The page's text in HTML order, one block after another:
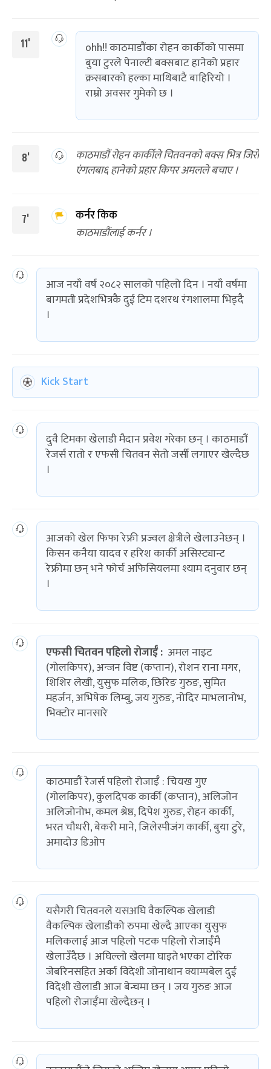
11'
ohh!! काठमाडौंका रोहन कार्कीको पासमा
बुया टुरले पेनाल्टी बक्सबाट हानेको प्रहार
क्रसबारको हल्का माथिबाटै बाहिरियो ।
राम्रो अवसर गुमेको छ ।
8'
काठमाडौं रोहन कार्कीले चितवनको बक्स भित्र जिरो
एंगलबा६ हानेको प्रहार किपर अमलले बचाए ।
7'
कर्नर किक
काठमाडौंलाई कर्नर ।
आज नयाँ वर्ष २०८२ सालको पहिलो दिन । नयाँ वर्षमा
बागमती प्रदेशभित्रकै दुई टिम दशरथ रंगशालमा भिड्दै
।
Kick Start
दुवै टिमका खेलाडी मैदान प्रवेश गरेका छन् । काठमाडौं
रेजर्स रातो र एफसी चितवन सेतो जर्सी लगाएर खेल्दैछ
।
आजको खेल फिफा रेफ्री प्रज्वल क्षेत्रीले खेलाउनेछन् ।
किसन कनैया यादव र हरिश कार्की असिस्ट्यान्ट
रेफ्रीमा छन् भने फोर्च अफिसियलमा श्याम दनुवार छन्
।
एफसी चितवन पहिलो रोजाईँ : अमल नाइट
(गोलकिपर), अन्जन विष्ट (कप्तान), रोशन राना मगर,
शिशिर लेखी, युसुफ मलिक, छिरिङ गुरुङ, सुमित
महर्जन, अभिषेक लिम्बु, जय गुरुङ, नोदिर माभलानोभ,
भिक्टोर मानसारे
काठमाडौं रेजर्स पहिलो रोजाईँ : चियख गुए
(गोलकिपर), कुलदिपक कार्की (कप्तान), अलिजोन
अलिजोनोभ, कमल श्रेष्ठ, दिपेश गुरुङ, रोहन कार्की,
भरत चौधरी, बेकरी माने, जिलेस्पीजंग कार्की, बुया टुरे,
अमादोउ डिओप
यसैगरी चितवनले यसअघि वैकल्पिक खेलाडी
वैकल्पिक खेलाडीको रुपमा खेल्दै आएका युसुफ
मलिकलाई आज पहिलो पटक पहिलो रोजाईँमै
खेलाउँदैछ । अघिल्लो खेलमा घाइते भएका टोरिक
जेबरिनसहित अर्का विदेशी जोनाथान क्याम्पबेल दुई
विदेशी खेलाडी आज बेन्चमा छन् । जय गुरुङ आज
पहिलो रोजाईँमा खेल्दैछन् ।